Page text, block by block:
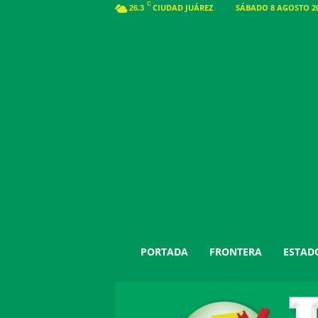
26.3 C CIUDAD JUÁREZ SÁBADO 8 AGOSTO
PORTADA FRONTERA